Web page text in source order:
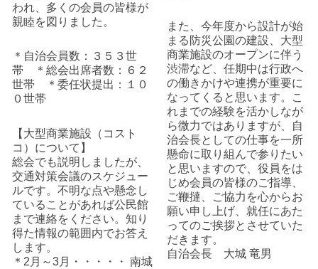
われ、多くの会員の皆様が
親睦を図りました。
＊自治会員数：３５３世
帯 ＊総会出席者数：６２
世帯 ＊委任状提出：１０
０世帯
【大型商業施設（コスト
コ）について】
総会でも説明しましたが、
交通対策会議のスケジュー
ルです。不明な点や懸念し
ていることがあれば公民館
まで連絡をください。知り
得た情報の範囲内でお答え
します。
＊2月～3月・・・・・ 南城
また、今年度から設計が始
まる防災公園の建設、大型
商業施設のオープンに伴う
渋滞など、任期中は行政へ
の働きかけや連携が重要に
なってくると思います。こ
れまでの経験を活かしなが
ら微力ではありますが、自
治会長としての仕事を一所
懸命に取り組んで参りたい
と思いますので、役員をは
じめ会員の皆様のご指導、
ご鞭撻、ご協力を心からお
願い申し上げ、就任にあた
ってのご挨拶とさせていた
だきます。
自治会長 大城 竜男